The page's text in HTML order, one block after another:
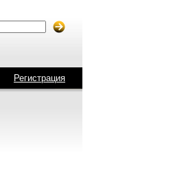
Регистрация